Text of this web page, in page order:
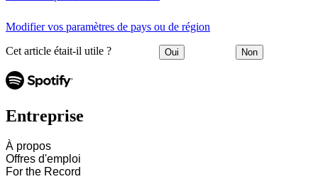
Modifier vos paramètres de pays ou de région
Cet article était-il utile ? Oui Non
Entreprise
À propos
Offres d'emploi
For the Record